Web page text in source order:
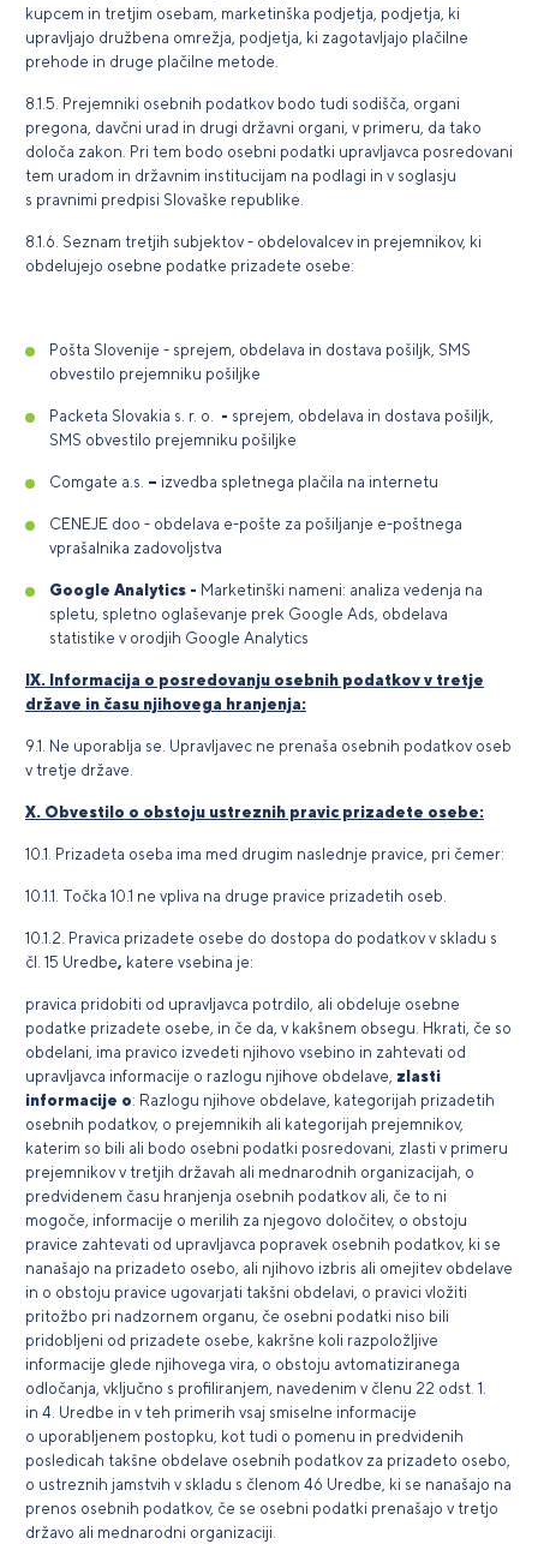
kupcem in tretjim osebam, marketinška podjetja, podjetja, ki
upravljajo družbena omrežja, podjetja, ki zagotavljajo plačilne
prehode in druge plačilne metode.
8.1.5. Prejemniki osebnih podatkov bodo tudi sodišča, organi
pregona, davčni urad in drugi državni organi, v primeru, da tako
določa zakon. Pri tem bodo osebni podatki upravljavca posredovani
tem uradom in državnim institucijam na podlagi in v soglasju
s pravnimi predpisi Slovaške republike.
8.1.6. Seznam tretjih subjektov - obdelovalcev in prejemnikov, ki
obdelujejo osebne podatke prizadete osebe:
Pošta Slovenije - sprejem, obdelava in dostava pošiljk, SMS
obvestilo prejemniku pošiljke
Packeta Slovakia s. r. o. - sprejem, obdelava in dostava pošiljk,
SMS obvestilo prejemniku pošiljke
Comgate a.s. – izvedba spletnega plačila na internetu
CENEJE doo - obdelava e-pošte za pošiljanje e-poštnega
vprašalnika zadovoljstva
Google Analytics - Marketinški nameni: analiza vedenja na
spletu, spletno oglaševanje prek Google Ads, obdelava
statistike v orodjih Google Analytics
IX. Informacija o posredovanju osebnih podatkov v tretje
države in času njihovega hranjenja:
9.1. Ne uporablja se. Upravljavec ne prenaša osebnih podatkov oseb
v tretje države.
X. Obvestilo o obstoju ustreznih pravic prizadete osebe:
10.1. Prizadeta oseba ima med drugim naslednje pravice, pri čemer:
10.1.1. Točka 10.1 ne vpliva na druge pravice prizadetih oseb.
10.1.2. Pravica prizadete osebe do dostopa do podatkov v skladu s
čl. 15 Uredbe, katere vsebina je:
pravica pridobiti od upravljavca potrdilo, ali obdeluje osebne
podatke prizadete osebe, in če da, v kakšnem obsegu. Hkrati, če so
obdelani, ima pravico izvedeti njihovo vsebino in zahtevati od
upravljavca informacije o razlogu njihove obdelave, zlasti
informacije o: Razlogu njihove obdelave, kategorijah prizadetih
osebnih podatkov, o prejemnikih ali kategorijah prejemnikov,
katerim so bili ali bodo osebni podatki posredovani, zlasti v primeru
prejemnikov v tretjih državah ali mednarodnih organizacijah, o
predvidenem času hranjenja osebnih podatkov ali, če to ni
mogoče, informacije o merilih za njegovo določitev, o obstoju
pravice zahtevati od upravljavca popravek osebnih podatkov, ki se
nanašajo na prizadeto osebo, ali njihovo izbris ali omejitev obdelave
in o obstoju pravice ugovarjati takšni obdelavi, o pravici vložiti
pritožbo pri nadzornem organu, če osebni podatki niso bili
pridobljeni od prizadete osebe, kakršne koli razpoložljive
informacije glede njihovega vira, o obstoju avtomatiziranega
odločanja, vključno s profiliranjem, navedenim v členu 22 odst. 1.
in 4. Uredbe in v teh primerih vsaj smiselne informacije
o uporabljenem postopku, kot tudi o pomenu in predvidenih
posledicah takšne obdelave osebnih podatkov za prizadeto osebo,
o ustreznih jamstvih v skladu s členom 46 Uredbe, ki se nanašajo na
prenos osebnih podatkov, če se osebni podatki prenašajo v tretjo
državo ali mednarodni organizaciji.